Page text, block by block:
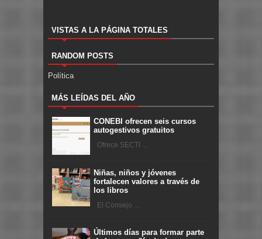
VISTAS A LA PÁGINA TOTALES
RANDOM POSTS
Política
MÁS LEÍDAS DEL AÑO
CONEBI ofrecen seis cursos
autogestivos gratuitos
Ofrece SECTI ...
Niñas, niños y jóvenes
fortalecen valores a través de
los libros
El Consejo ...
Últimos días para formar parte